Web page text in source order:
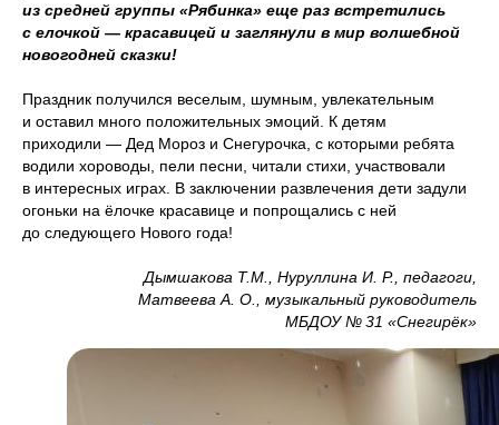
из средней группы «Рябинка» еще раз встретились
с елочкой — красавицей и заглянули в мир волшебной
новогодней сказки!
Праздник получился веселым, шумным, увлекательным
и оставил много положительных эмоций. К детям
приходили — Дед Мороз и Снегурочка, с которыми ребята
водили хороводы, пели песни, читали стихи, участвовали
в интересных играх. В заключении развлечения дети задули
огоньки на ёлочке красавице и попрощались с ней
до следующего Нового года!
Дымшакова Т.М., Нуруллина И. Р., педагоги,
Матвеева А. О., музыкальный руководитель
МБДОУ № 31 «Снегирёк»